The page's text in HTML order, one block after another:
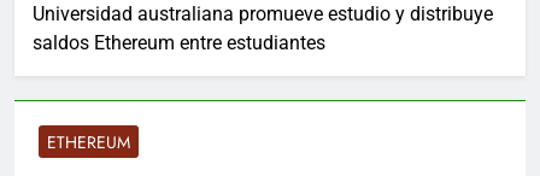
Universidad australiana promueve estudio y distribuye
saldos Ethereum entre estudiantes
ETHEREUM